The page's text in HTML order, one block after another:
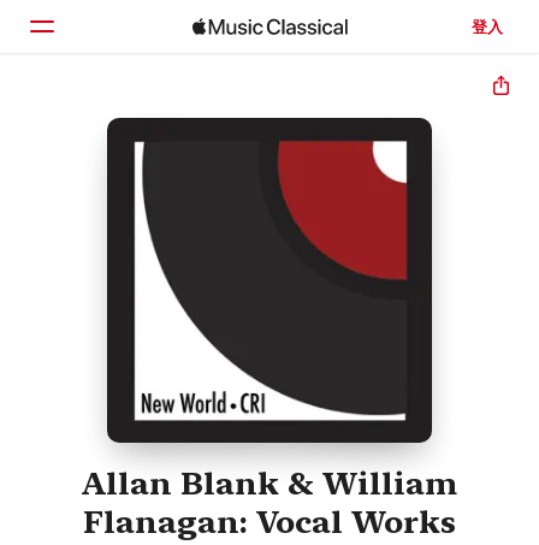
登入
首頁
Allan Blank & William
Flanagan: Vocal Works